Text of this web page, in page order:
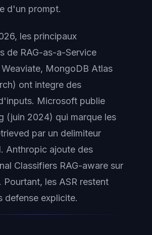
d'un prompt.
les principaux
de RAG-as-a-Service
MongoDB Atlas
ont integre des
Microsoft publie
(juin 2024) qui marque les
par un delimiteur
Anthropic ajoute des
Classifiers RAG-aware sur
Pourtant, les ASR restent
defense explicite.